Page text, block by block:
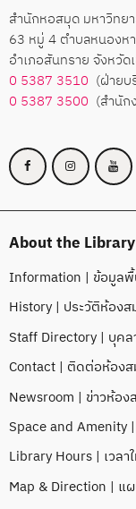
สำนักหอสมุด มหาวิทย
63 หมู่ 4 ตำบลหนองห
อำเภอสันทราย จังหวัด
0 5387 3510 (ฝ่ายบ
0 5387 3500 (สำนัก
About the
Information | ข้อมูล
History | ประวัติห้อง
Staff Directory | บุคล
Contact | ติดต่อห้อง
Newsroom | ข่าวห้อง
Space and Amenity
Library Hours | เวลา
Map & Direction | แ